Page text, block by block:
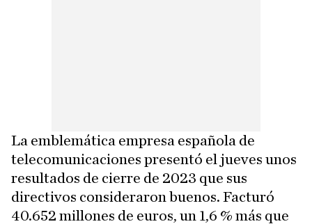
La emblemática empresa española de
telecomunicaciones presentó el jueves unos
resultados de cierre de 2023 que sus
directivos consideraron buenos. Facturó
40.652 millones de euros, un 1,6 % más que